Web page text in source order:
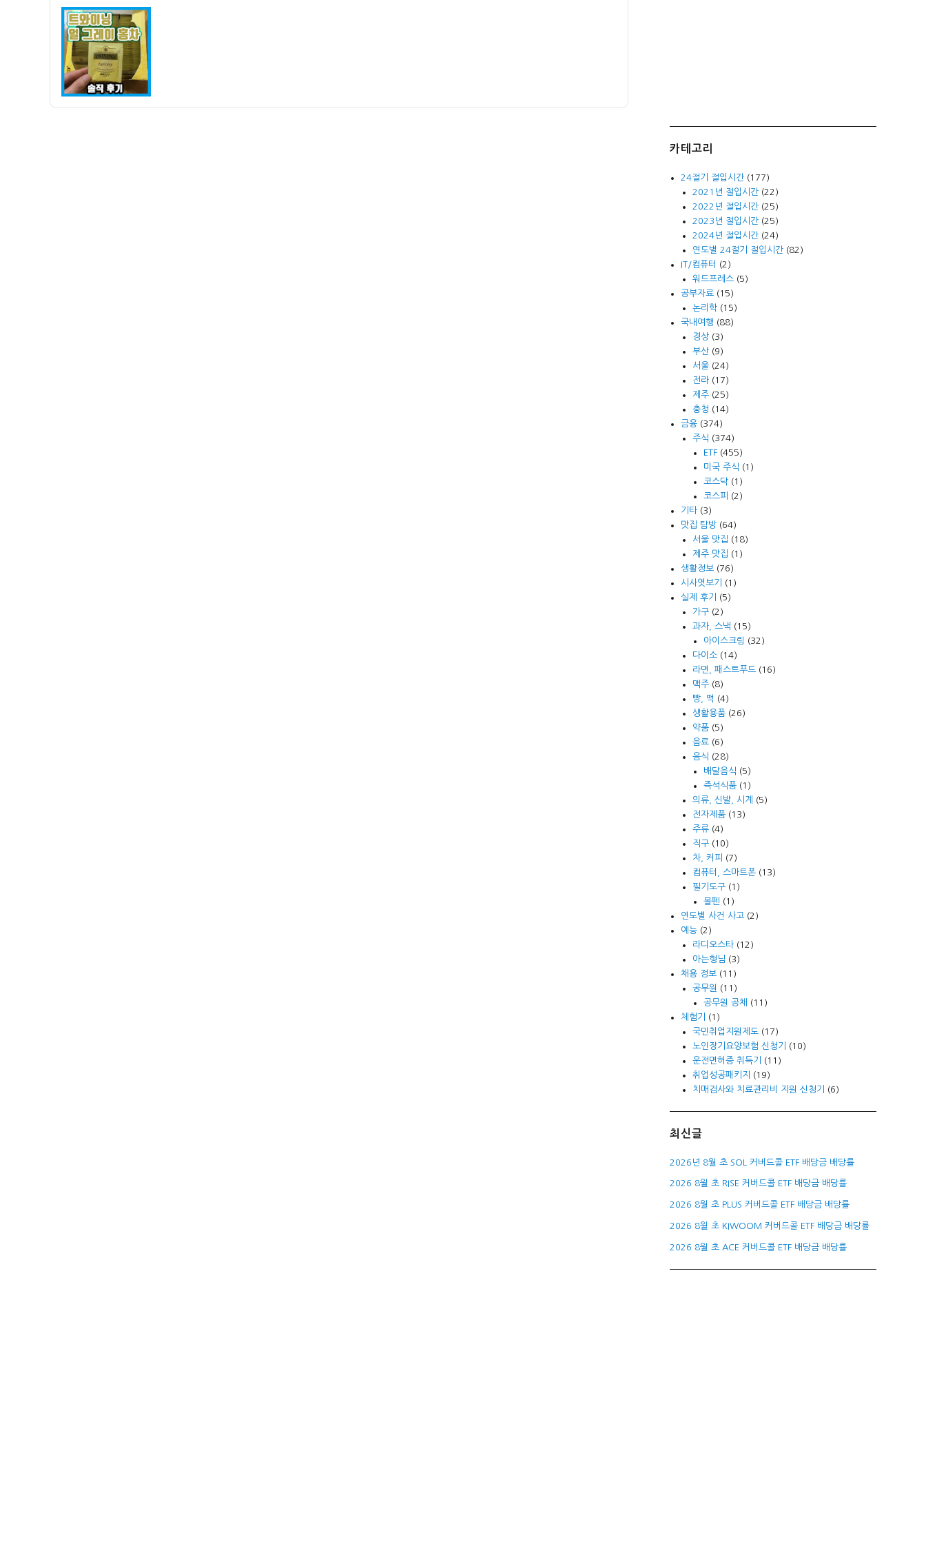
카테고리
24절기 절입시간 (177)
2021년 절입시간(22)
2022년 절입시간(25)
2023년 절입시간(25)
2024년 절입시간(24)
연도별 24절기 절입시간(82)
IT/컴퓨터
(2)
워드프레스(5)
공부자료 (15)
논리학(15)
국내여행 (88)
경상(3)
부산(9)
서울(24)
전라(17)
제주(25)
충청 (14)
금융 (374)
주식 (374)
ETF(455)
미국 주식 (1)
코스닥(1)
코스피
(2)
기타 (3)
맛집 탐방 (64)
서울 맛집 (18)
제주 맛집 (1)
생활정보 (76)
시사엿보기
(1)
실제 후기
(5)
가구(2)
과자, 스낵 (15)
아이스크림 (32)
다이소(14)
라면, 패스트푸드(16)
맥주(8)
빵, 떡 (4)
생활용품(26)
약품(5)
음료(6)
음식 (28)
배달음식 (5)
즉석식품(1)
의류, 신발, 시계
(5)
전자제품(13)
주류(4)
직구(10)
차, 커피
(7)
컴퓨터, 스마트폰(13)
필기도구(1)
볼펜 (1)
연도별 사건 사고 (2)
예능 (2)
라디오스타(12)
아는형님 (3)
채용 정보 (11)
공무원
(11)
공무원 공채 (11)
체험기
(1)
국민취업지원제도(17)
노인장기요양보험 신청기
(10)
운전면허증 취득기
(11)
취업성공패키지
(19)
치매검사와 치료관리비 지원 신청기
(6)
최신글
2026년 8월 초 SOL 커버드콜 ETF 배당금 배당률
2026 8월 초 RISE 커버드콜 ETF 배당금 배당률
2026 8월 초 PLUS 커버드콜 ETF 배당금 배당률
2026 8월 초 KIWOOM 커버드콜 ETF 배당금 배당률
2026 8월 초 ACE 커버드콜 ETF 배당금 배당률